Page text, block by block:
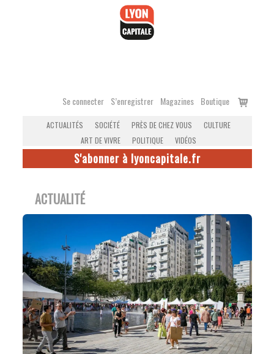
Se connecter S’enregistrer Magazines Boutique
Voir
ACTUALITÉS SOCIÉTÉ PRÈS DE CHEZ VOUS
CULTURE
ART DE VIVRE
POLITIQUE VIDÉOS
S'abonner à lyoncapitale.fr
ACTUALITÉ